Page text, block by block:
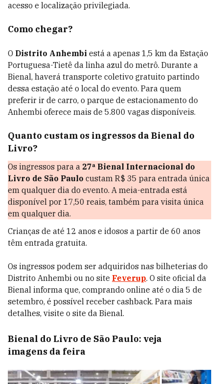
acesso e localização privilegiada.
Como chegar?
O Distrito Anhembi está a apenas 1,5 km da Estação
Portuguesa-Tietê da linha azul do metrô. Durante a
Bienal, haverá transporte coletivo gratuito partindo
dessa estação até o local do evento. Para quem
preferir ir de carro, o parque de estacionamento do
Anhembi oferece mais de 5.800 vagas disponíveis.
Quanto custam os ingressos da Bienal do
Livro?
Os ingressos para a 27ª Bienal Internacional do
Livro de São Paulo custam R$ 35 para entrada única
em qualquer dia do evento. A meia-entrada está
disponível por 17,50 reais, também para visita única
em qualquer dia.
Crianças de até 12 anos e idosos a partir de 60 anos
têm entrada gratuita.
Os ingressos podem ser adquiridos nas bilheterias do
Distrito Anhembi ou no site Feverup. O site oficial da
Bienal informa que, comprando online até o dia 5 de
setembro, é possível receber cashback. Para mais
detalhes, visite o site da Bienal.
Bienal do Livro de São Paulo: veja
imagens da feira